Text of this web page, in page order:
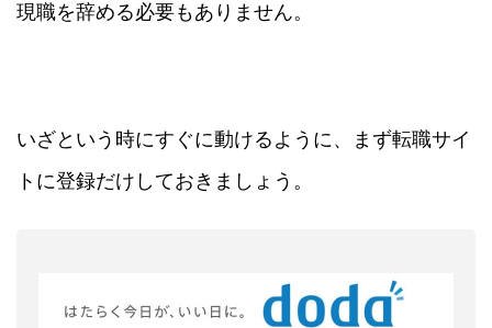
現職を辞める必要もありません。
いざという時にすぐに動けるように、まず転職サイ
トに登録だけしておきましょう。